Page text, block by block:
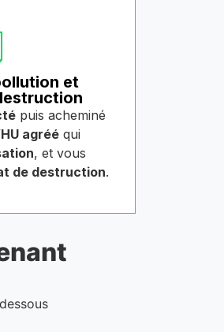
et
puis acheminé
agréé qui
, et vous
de destruction.